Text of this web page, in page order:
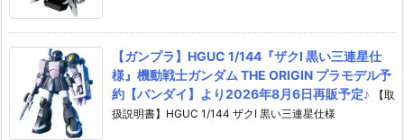
【ガンプラ】HGUC 1/144『ザクI 黒い三連星仕
様』機動戦士ガンダム THE ORIGIN プラモデル予
約【バンダイ】より2026年8月6日再販予定♪
【取
扱説明書】HGUC 1/144 ザクI 黒い三連星仕様